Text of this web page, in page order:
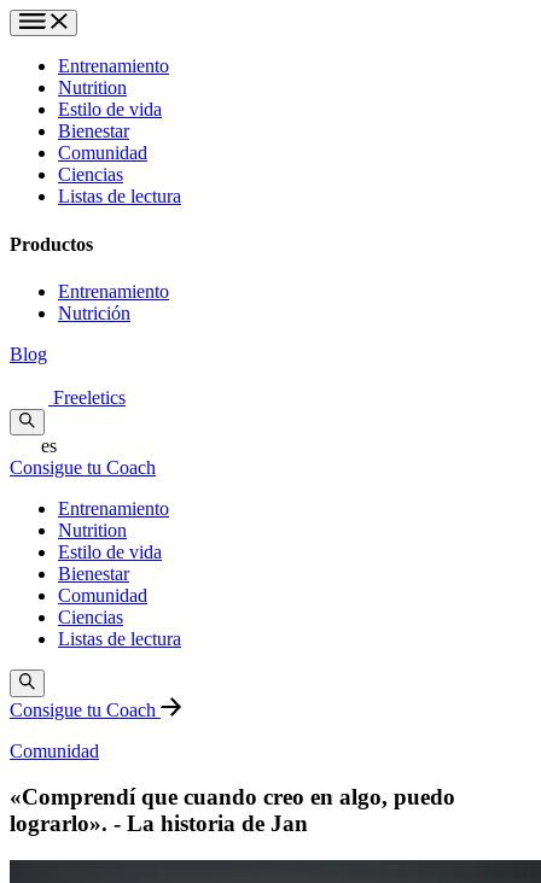
Entrenamiento
Nutrition
Estilo de vida
Bienestar
Comunidad
Ciencias
Listas de lectura
Productos
Entrenamiento
Nutrición
Blog
Freeletics
es
Consigue tu Coach
Entrenamiento
Nutrition
Estilo de vida
Bienestar
Comunidad
Ciencias
Listas de lectura
Consigue tu Coach
Comunidad
«Comprendí que cuando creo en algo, puedo
lograrlo». - La historia de Jan